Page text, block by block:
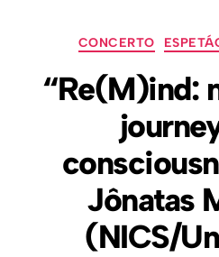
CONCERTO
“Re(M)ind:
Jônatas
(NICS/